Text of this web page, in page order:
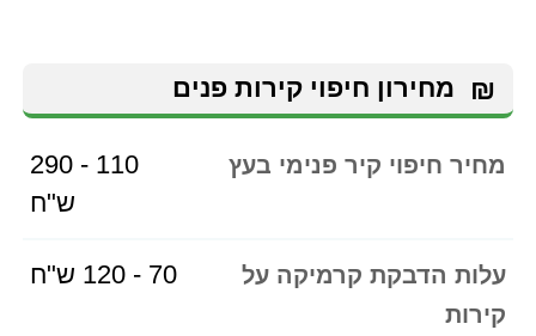
₪ מחירון חיפוי קירות פנים
מחיר חיפוי קיר פנימי בעץ
110 - 290
ש"ח
עלות הדבקת קרמיקה על
קירות
70 - 120 ש"ח